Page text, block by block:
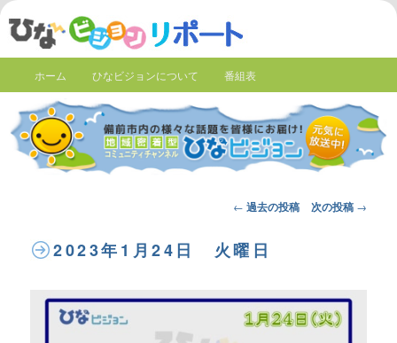
ホーム ひなビジョンについて 番組表
Post
← 過去の投稿 次の投稿 →
2023年1月24日 火曜日